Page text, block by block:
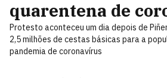
quarentena de
Protesto aconteceu um dia depois de
2,5 milhões de cestas básicas para a
pandemia de coronavírus